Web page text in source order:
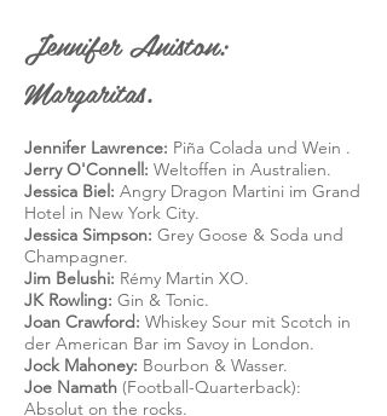
Jennifer Aniston:
Margaritas.
Jennifer Lawrence: Piña Colada und Wein .
Jerry O'Connell: Weltoffen in Australien.
Jessica Biel: Angry Dragon Martini im Grand
Hotel in New York City.
Jessica Simpson: Grey Goose & Soda und
Champagner.
Jim Belushi: Rémy Martin XO.
JK Rowling: Gin & Tonic.
Joan Crawford: Whiskey Sour mit Scotch in
der American Bar im Savoy in London.
Jock Mahoney: Bourbon & Wasser.
Joe Namath (Football-Quarterback):
Absolut on the rocks.